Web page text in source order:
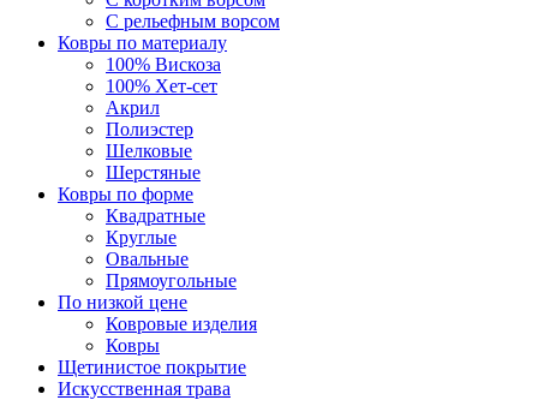
С рельефным ворсом
Ковры по материалу
100% Вискоза
100% Хет-сет
Акрил
Полиэстер
Шелковые
Шерстяные
Ковры по форме
Квадратные
Круглые
Овальные
Прямоугольные
По низкой цене
Ковровые изделия
Ковры
Щетинистое покрытие
Искусственная трава